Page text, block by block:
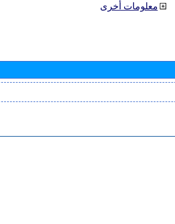
معلومات أخرى